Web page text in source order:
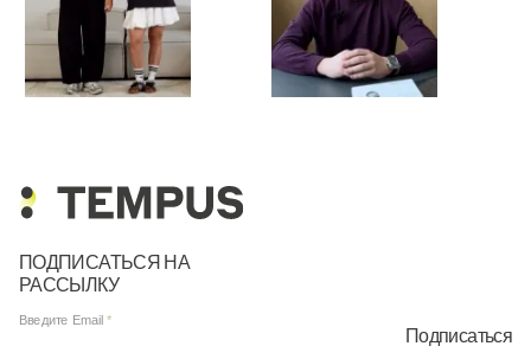
ПОДПИСАТЬСЯ НА
РАССЫЛКУ
Введите Email
Подписаться